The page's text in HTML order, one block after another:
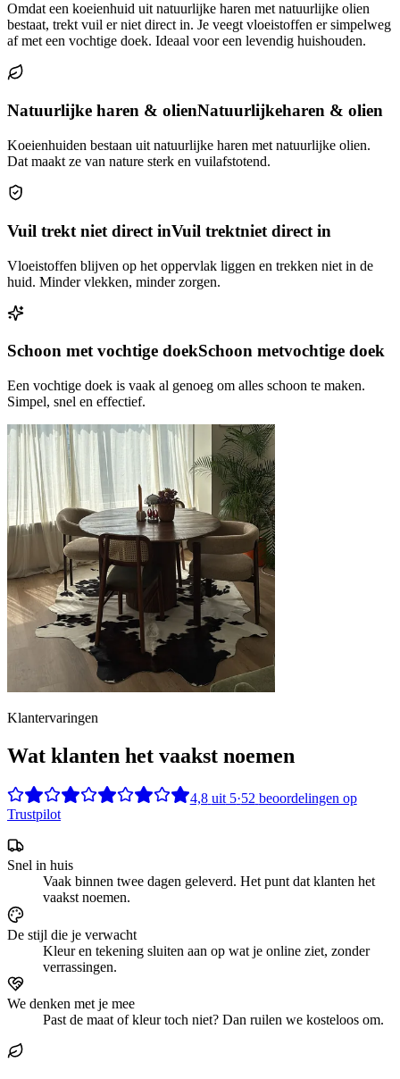
Omdat een koeienhuid uit natuurlijke haren met natuurlijke olien
bestaat, trekt vuil er niet direct in. Je veegt vloeistoffen er simpelweg
af met een vochtige doek. Ideaal voor een levendig huishouden.
Natuurlijke haren & olienNatuurlijkeharen & olien
Koeienhuiden bestaan uit natuurlijke haren met natuurlijke olien.
Dat maakt ze van nature sterk en vuilafstotend.
Vuil trekt niet direct inVuil trektniet direct in
Vloeistoffen blijven op het oppervlak liggen en trekken niet in de
huid. Minder vlekken, minder zorgen.
Schoon met vochtige doekSchoon metvochtige doek
Een vochtige doek is vaak al genoeg om alles schoon te maken.
Simpel, snel en effectief.
Klantervaringen
Wat klanten het vaakst noemen
4,8 uit5·52 beoordelingen op
Trustpilot
Snel in huis
Vaak binnen twee dagen geleverd. Het punt dat klanten het
vaakst noemen.
De stijl die je verwacht
Kleur en tekening sluiten aan op wat je online ziet, zonder
verrassingen.
We denken met je mee
Past de maat of kleur toch niet? Dan ruilen we kosteloos om.